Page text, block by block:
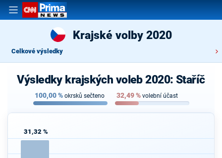
Krajské volby 2020
Celkové výsledky
Výsledky krajských voleb 2020: Staříč
100,00% okrsků sečteno 32,49% volební účast
31,32 %